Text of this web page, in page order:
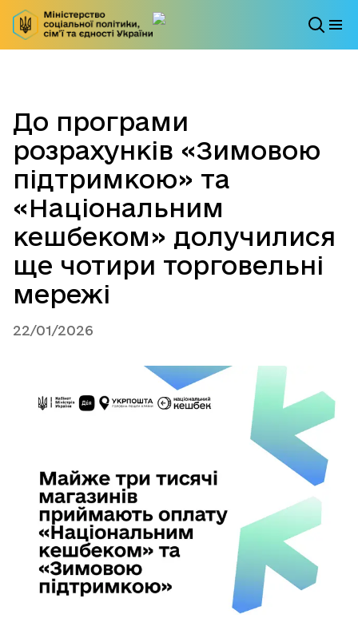
До програми
розрахунків «Зимовою
підтримкою» та
«Національним
кешбеком» долучилися
ще чотири торговельні
мережі
22/01/2026